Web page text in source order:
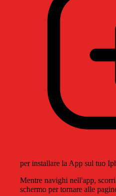
per installare la App sul tuo
Mentre navighi nell'app,
schermo per tornare alle